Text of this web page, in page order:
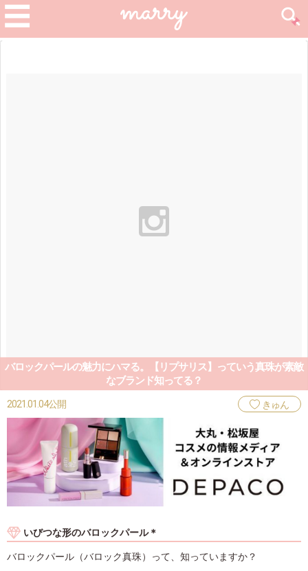
バロックパールの魅力にハマる。【リプサリス】っていう真珠が素敵
なブランド知ってる？
2021.01.04公開 きゅん
いびつな形のバロックパール＊
バロックパール（バロック真珠）って、知っていますか？